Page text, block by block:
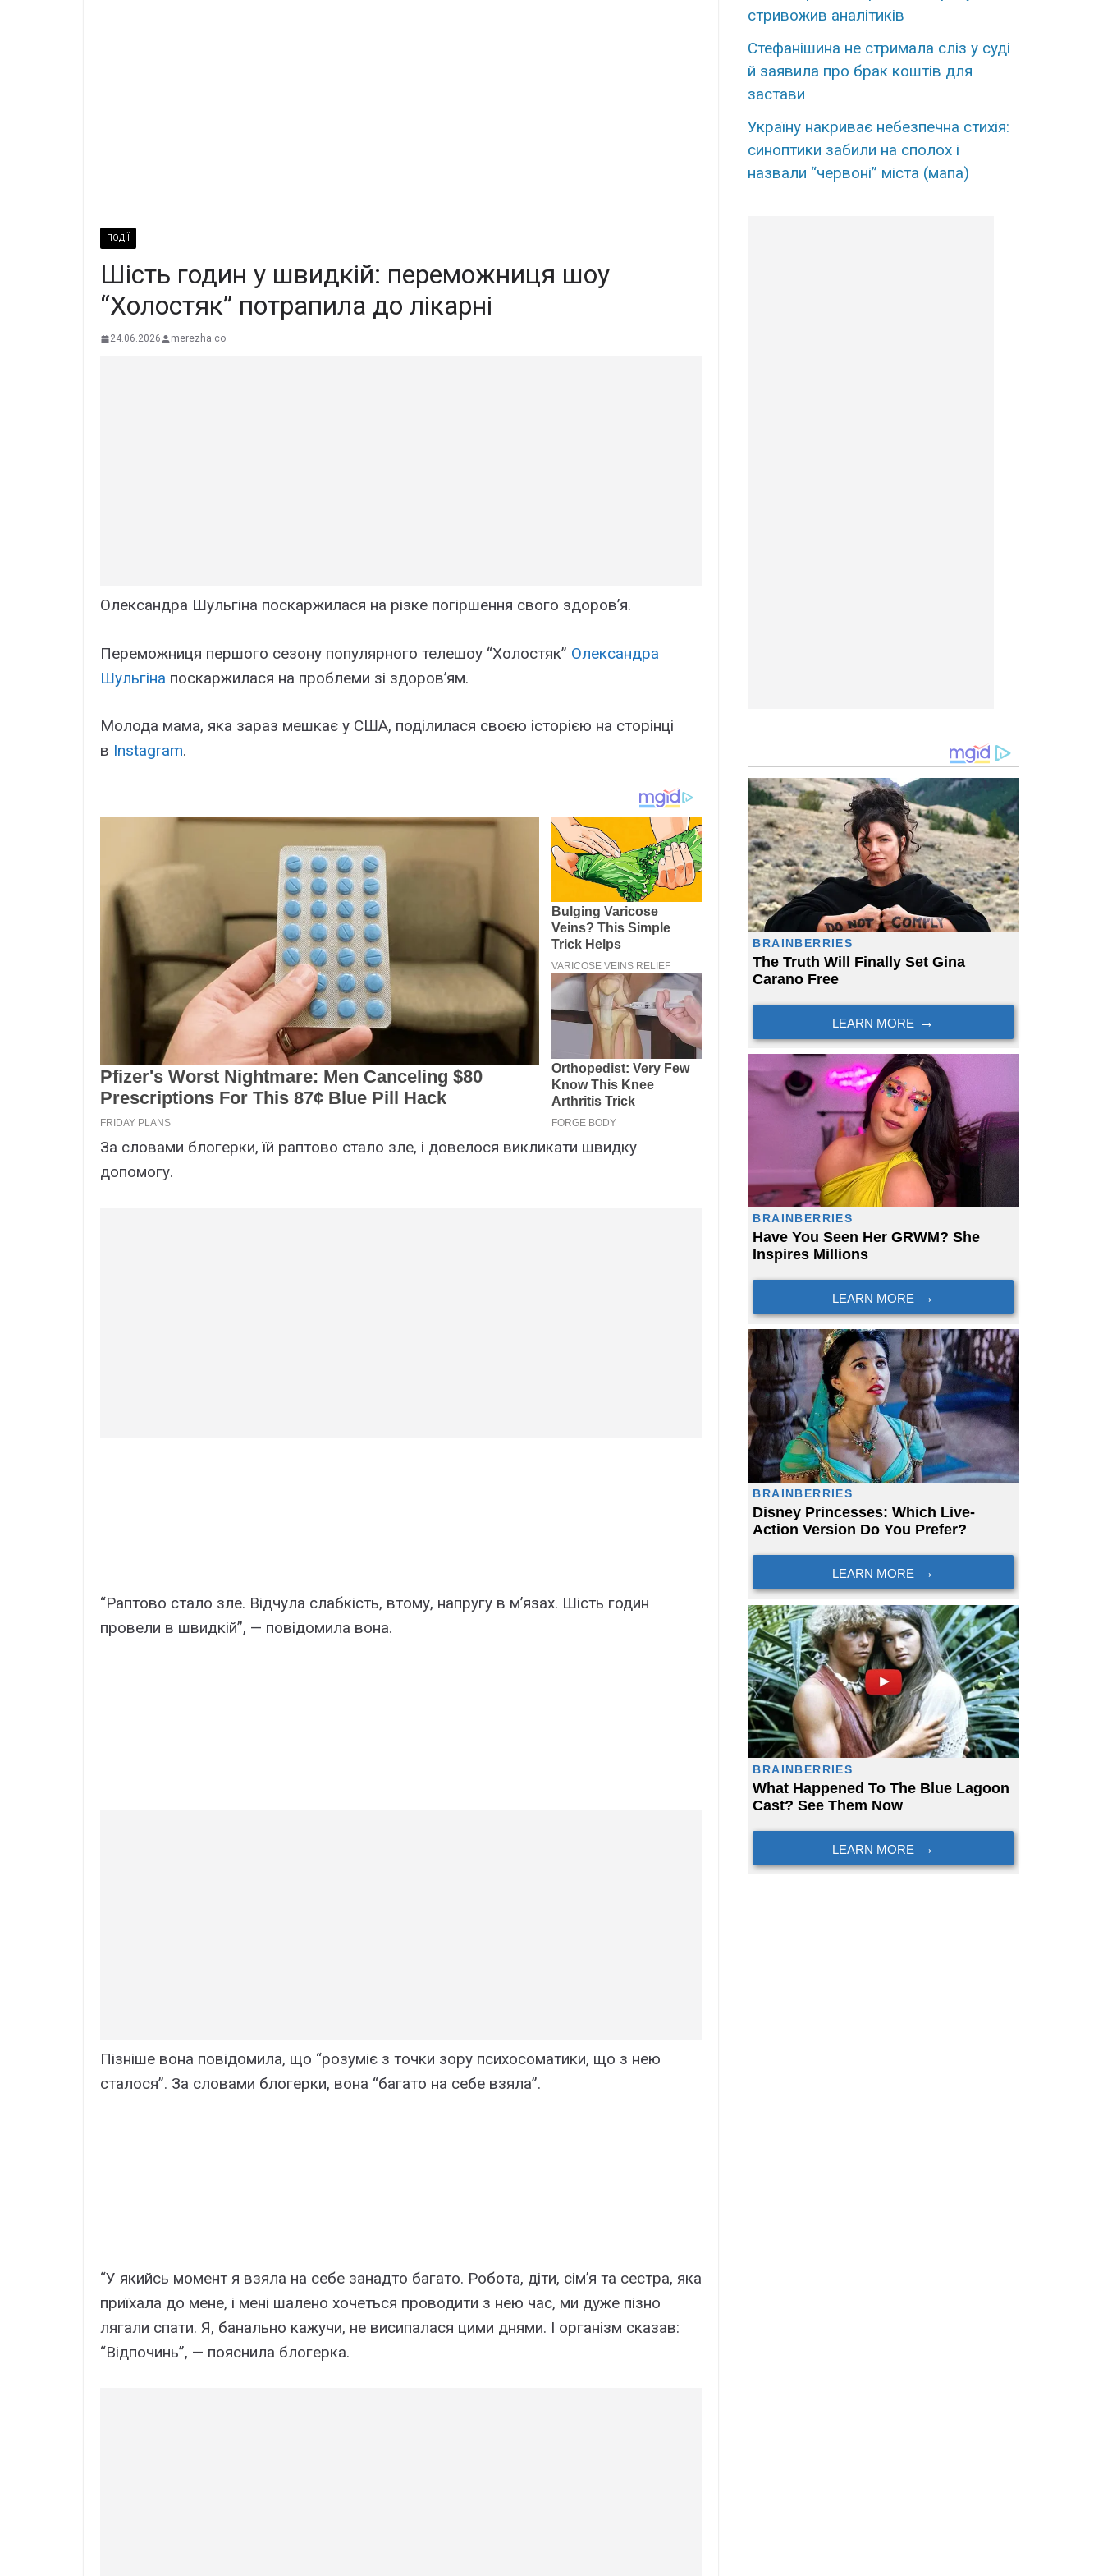
ПОДІЇ
Шість годин у швидкій: переможниця шоу
“Холостяк” потрапила до лікарні
24.06.2026 merezha.co
Олександра Шульгіна поскаржилася на різке погіршення свого здоров’я.
Переможниця першого сезону популярного телешоу “Холостяк” Олександра
Шульгіна поскаржилася на проблеми зі здоров’ям.
Молода мама, яка зараз мешкає у США, поділилася своєю історією на сторінці
в Instagram.
За словами блогерки, їй раптово стало зле, і довелося викликати швидку
допомогу.
“Раптово стало зле. Відчула слабкість, втому, напругу в м’язах. Шість годин
провели в швидкій”, — повідомила вона.
Пізніше вона повідомила, що “розуміє з точки зору психосоматики, що з нею
сталося”. За словами блогерки, вона “багато на себе взяла”.
“У якийсь момент я взяла на себе занадто багато. Робота, діти, сім’я та сестра, яка
приїхала до мене, і мені шалено хочеться проводити з нею час, ми дуже пізно
лягали спати. Я, банально кажучи, не висипалася цими днями. І організм сказав:
“Відпочинь”, — пояснила блогерка.
стривожив аналітиків
Стефанішина не стримала сліз у суді
й заявила про брак коштів для
застави
Україну накриває небезпечна стихія:
синоптики забили на сполох і
назвали “червоні” міста (мапа)